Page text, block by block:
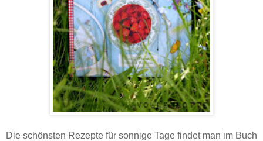
Die schönsten Rezepte für sonnige Tage findet man im Buch